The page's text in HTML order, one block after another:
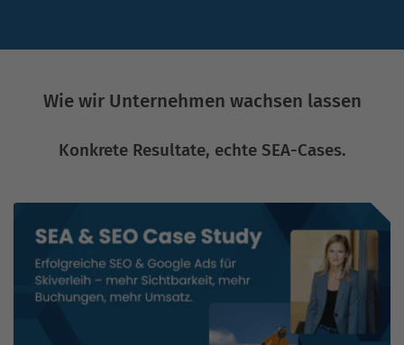
Wie wir Unternehmen wachsen lassen
Konkrete Resultate, echte SEA-Cases.